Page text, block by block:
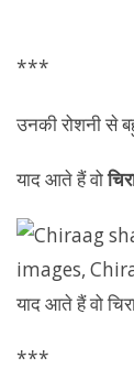
***
उनकी रोशनी से
याद आते हैं वो
***